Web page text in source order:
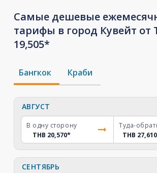
Самые дешевые
тарифы в город Кувейт от
19,505*
Бангкок Краби
АВГУСТ
В одну сторону
THB 20,570*
Туда-
THB 27,610
СЕНТЯБРЬ